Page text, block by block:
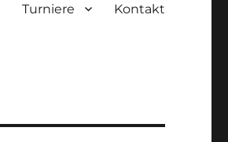
Turniere Kontakt